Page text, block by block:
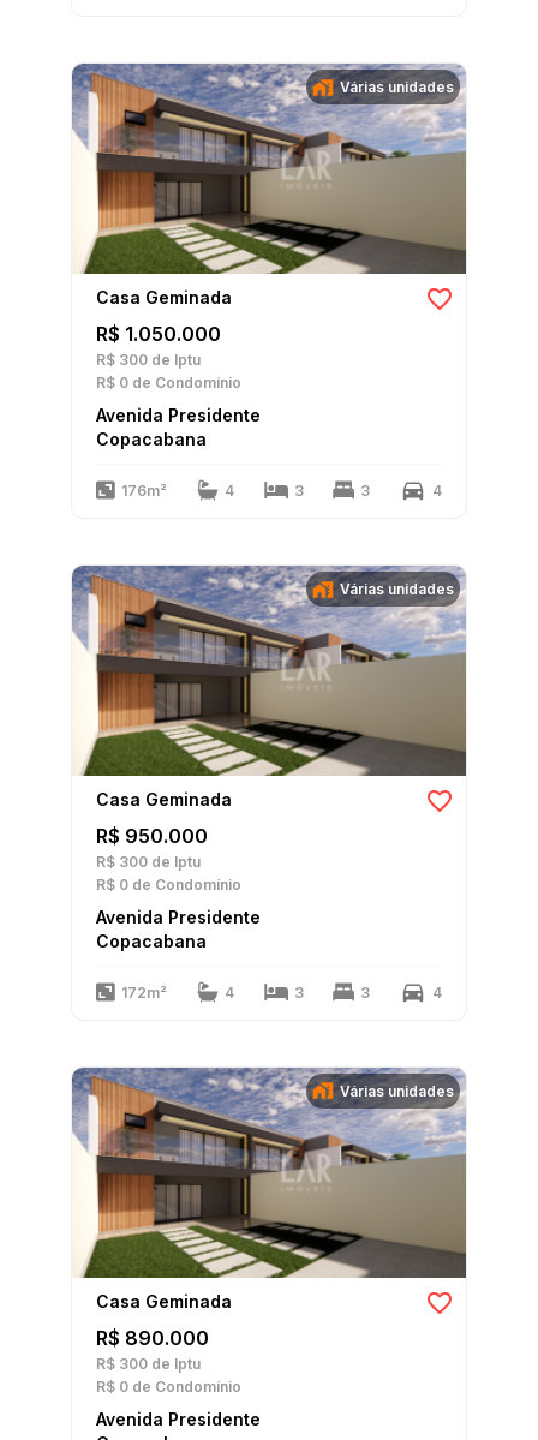
Várias unidades
Casa Geminada
R$ 1.050.000
R$ 300 de Iptu
R$ 0 de Condomínio
Avenida Presidente
Copacabana
176m² 4 3 3 4
Várias unidades
Casa Geminada
R$ 950.000
R$ 300 de Iptu
R$ 0 de Condomínio
Avenida Presidente
Copacabana
172m² 4 3 3 4
Várias unidades
Casa Geminada
R$ 890.000
R$ 300 de Iptu
R$ 0 de Condomínio
Avenida Presidente